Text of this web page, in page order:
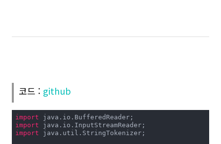
코드 : github
import
import
import java.util.StringTokenizer;